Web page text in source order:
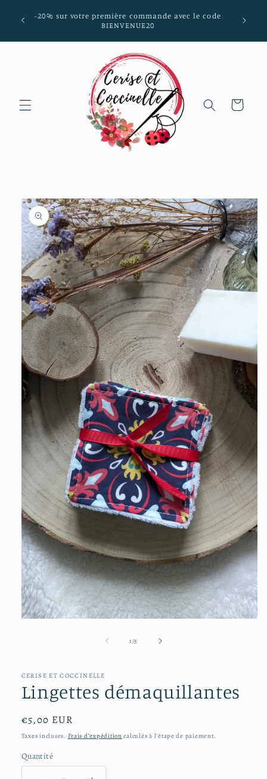
au
-20% sur votre première commande avec le code
BIENVENUE20
Panier
Passer aux
informations
produits
fenêtre
modale
1/de5
CERISE ET COCCINELLE
Lingettes démaquillantes
Prix
habituel
€5,00 EUR
Taxes incluses. Frais d'expédition calculés à l'étape de paiement.
Quantité